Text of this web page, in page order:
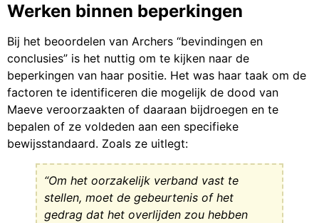
Werken binnen beperkingen
Bij het beoordelen van Archers “bevindingen en
conclusies” is het nuttig om te kijken naar de
beperkingen van haar positie. Het was haar taak om de
factoren te identificeren die mogelijk de dood van
Maeve veroorzaakten of daaraan bijdroegen en te
bepalen of ze voldeden aan een specifieke
bewijsstandaard. Zoals ze uitlegt:
“Om het oorzakelijk verband vast te
stellen, moet de gebeurtenis of het
gedrag dat het overlijden zou hebben